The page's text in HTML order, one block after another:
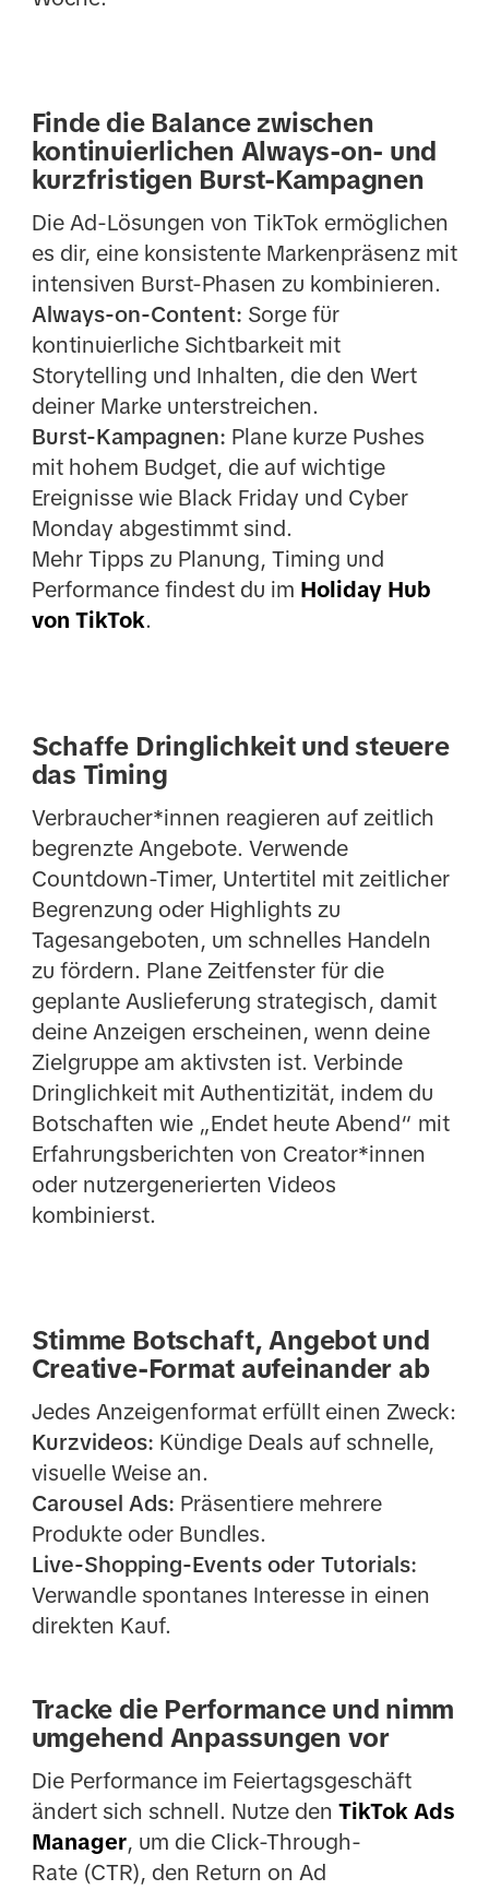
Finde die Balance zwischen
kontinuierlichen Always-on- und
kurzfristigen Burst-Kampagnen
Die Ad-Lösungen von TikTok ermöglichen
es dir, eine konsistente Markenpräsenz mit
intensiven Burst-Phasen zu kombinieren.
Always-on-Content: Sorge für
kontinuierliche Sichtbarkeit mit
Storytelling und Inhalten, die den Wert
deiner Marke unterstreichen.
Burst-Kampagnen: Plane kurze Pushes
mit hohem Budget, die auf wichtige
Ereignisse wie Black Friday und Cyber
Monday abgestimmt sind.
Mehr Tipps zu Planung, Timing und
Performance findest du im Holiday Hub
von TikTok.
Schaffe Dringlichkeit und steuere
das Timing
Verbraucher*innen reagieren auf zeitlich
begrenzte Angebote. Verwende
Countdown-Timer, Untertitel mit zeitlicher
Begrenzung oder Highlights zu
Tagesangeboten, um schnelles Handeln
zu fördern. Plane Zeitfenster für die
geplante Auslieferung strategisch, damit
deine Anzeigen erscheinen, wenn deine
Zielgruppe am aktivsten ist. Verbinde
Dringlichkeit mit Authentizität, indem du
Botschaften wie „Endet heute Abend“ mit
Erfahrungsberichten von Creator*innen
oder nutzergenerierten Videos
kombinierst.
Stimme Botschaft, Angebot und
Creative-Format aufeinander ab
Jedes Anzeigenformat erfüllt einen Zweck:
Kurzvideos: Kündige Deals auf schnelle,
visuelle Weise an.
Carousel Ads: Präsentiere mehrere
Produkte oder Bundles.
Live-Shopping-Events oder Tutorials:
Verwandle spontanes Interesse in einen
direkten Kauf.
Tracke die Performance und nimm
umgehend Anpassungen vor
Die Performance im Feiertagsgeschäft
ändert sich schnell. Nutze den TikTok Ads
Manager, um die Click-Through-
Rate (CTR), den Return on Ad